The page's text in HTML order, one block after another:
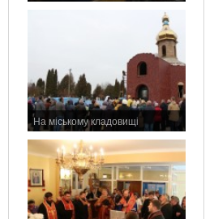
На міському кладовищі